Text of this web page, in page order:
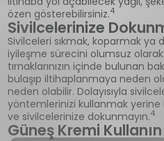
özen gösterebilirsiniz.4
Sivilcelerinize
Sivilceleri sıkmak, koparmak ya
iyileşme sürecini olumsuz olarak
tırnaklarınızın içinde bulunan
bulaşıp iltihaplanmaya neden
neden olabilir. Dolayısıyla
yöntemlerinizi kullanmak
ve sivilcelerinize dokunmayın.4
Güneş Kremi Kullanın